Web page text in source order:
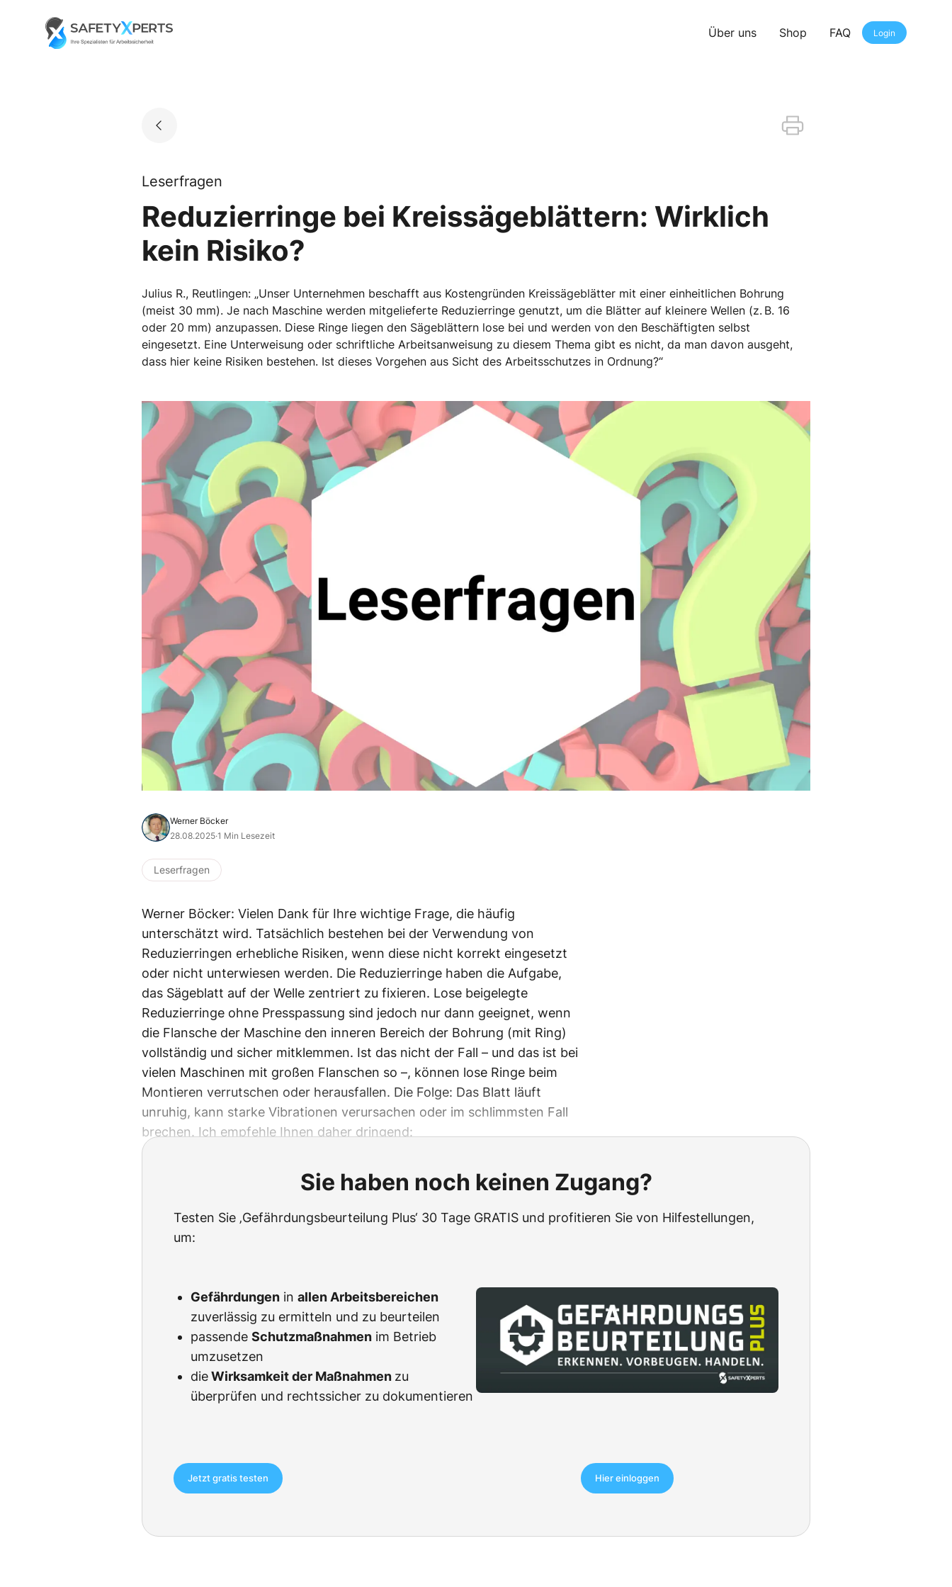
Go to landing page.
Über uns Shop FAQ Login
Leserfragen
Reduzierringe bei Kreissägeblättern: Wirklich
kein Risiko?
Julius R., Reutlingen: „Unser Unternehmen beschafft aus Kostengründen Kreissägeblätter mit einer einheitlichen Bohrung
(meist 30 mm). Je nach Maschine werden mitgelieferte Reduzierringe genutzt, um die Blätter auf kleinere Wellen (z. B. 16
oder 20 mm) anzupassen. Diese Ringe liegen den Sägeblättern lose bei und werden von den Beschäftigten selbst
eingesetzt. Eine Unterweisung oder schriftliche Arbeitsanweisung zu diesem Thema gibt es nicht, da man davon ausgeht,
dass hier keine Risiken bestehen. Ist dieses Vorgehen aus Sicht des Arbeitsschutzes in Ordnung?“
Werner Böcker
28.08.2025·1 Min Lesezeit
Leserfragen
Werner Böcker: Vielen Dank für Ihre wichtige Frage, die häufig
unterschätzt wird. Tatsächlich bestehen bei der Verwendung von
Reduzierringen erhebliche Risiken, wenn diese nicht korrekt eingesetzt
oder nicht unterwiesen werden. Die Reduzierringe haben die Aufgabe,
das Sägeblatt auf der Welle zentriert zu fixieren. Lose beigelegte
Reduzierringe ohne Presspassung sind jedoch nur dann geeignet, wenn
die Flansche der Maschine den inneren Bereich der Bohrung (mit Ring)
vollständig und sicher mitklemmen. Ist das nicht der Fall – und das ist bei
vielen Maschinen mit großen Flanschen so –, können lose Ringe beim
Montieren verrutschen oder herausfallen. Die Folge: Das Blatt läuft
unruhig, kann starke Vibrationen verursachen oder im schlimmsten Fall
brechen. Ich empfehle Ihnen daher dringend:
Sie haben noch keinen Zugang?
Testen Sie ‚Gefährdungsbeurteilung Plus‘ 30 Tage GRATIS und profitieren Sie von Hilfestellungen,
um:
Gefährdungen in allen Arbeitsbereichen
zuverlässig zu ermitteln und zu beurteilen
passende Schutzmaßnahmen im Betrieb
umzusetzen
dieWirksamkeit der Maßnahmen zu
überprüfen und rechtssicher zu dokumentieren
Jetzt gratis testen Hier einloggen